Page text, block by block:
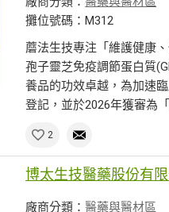
攤位號碼：M312
蘑法生技專注「維護健康
孢子靈芝免疫調節蛋白質
養品的功效卓越，為加速
登記，並於2026年獲審為
2
博太生技醫藥股份有
廠商分類：醫藥與醫材區